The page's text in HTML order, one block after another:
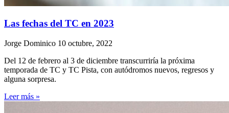
Las fechas del TC en 2023
Jorge Dominico 10 octubre, 2022
Del 12 de febrero al 3 de diciembre transcurriría la próxima
temporada de TC y TC Pista, con autódromos nuevos, regresos y
alguna sorpresa.
Leer más »